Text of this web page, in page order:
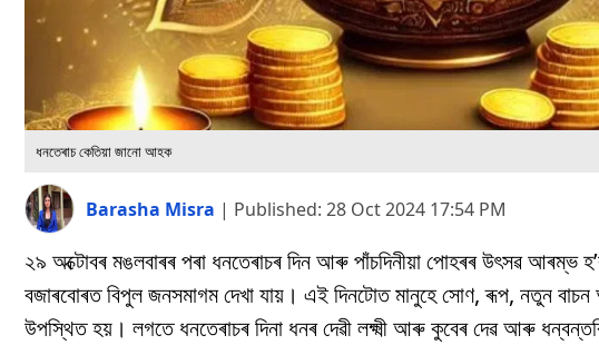
ধনতেৰাচ কেতিয়া জানো আহক
Barasha Misra | Published: 28 Oct 2024 17:54 PM
২৯ অক্টোবৰ মঙলবাৰৰ পৰা ধনতেৰাচৰ দিন আৰু পাঁচদিনীয়া পোহৰৰ উৎসৱ আৰম্ভ
বজাৰবোৰত বিপুল জনসমাগম দেখা যায়। এই দিনটোত মানুহে সোণ, ৰূপ, নতুন বাচন
উপস্থিত হয়। লগতে ধনতেৰাচৰ দিনা ধনৰ দেৱী লক্ষ্মী আৰু কুবেৰ দেৱ আৰু